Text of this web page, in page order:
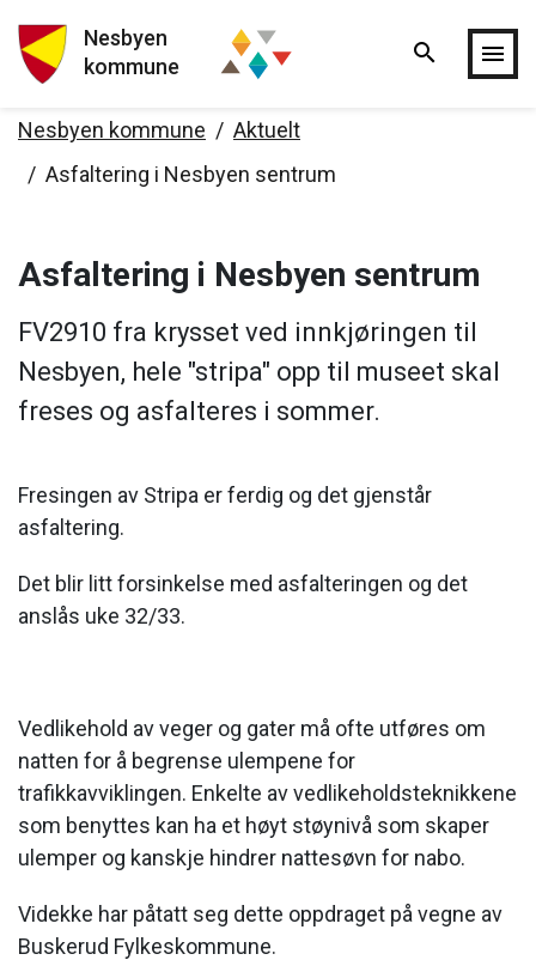
Hopp til hovedinnholdet
Nesbyen
kommune
search menu
Nesbyen kommune
Aktuelt
Asfaltering i Nesbyen sentrum
Asfaltering i Nesbyen sentrum
FV2910 fra krysset ved innkjøringen til
Nesbyen, hele "stripa" opp til museet skal
freses og asfalteres i sommer.
Fresingen av Stripa er ferdig og det gjenstår
asfaltering.
Det blir litt forsinkelse med asfalteringen og det
anslås uke 32/33.
Vedlikehold av veger og gater må ofte utføres om
natten for å begrense ulempene for
trafikkavviklingen. Enkelte av vedlikeholdsteknikkene
som benyttes kan ha et høyt støynivå som skaper
ulemper og kanskje hindrer nattesøvn for nabo.
Videkke har påtatt seg dette oppdraget på vegne av
Buskerud Fylkeskommune.